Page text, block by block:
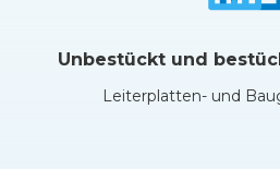
Unbestückt und
Leiterplatten- und